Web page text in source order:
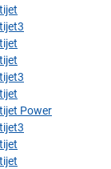
Power